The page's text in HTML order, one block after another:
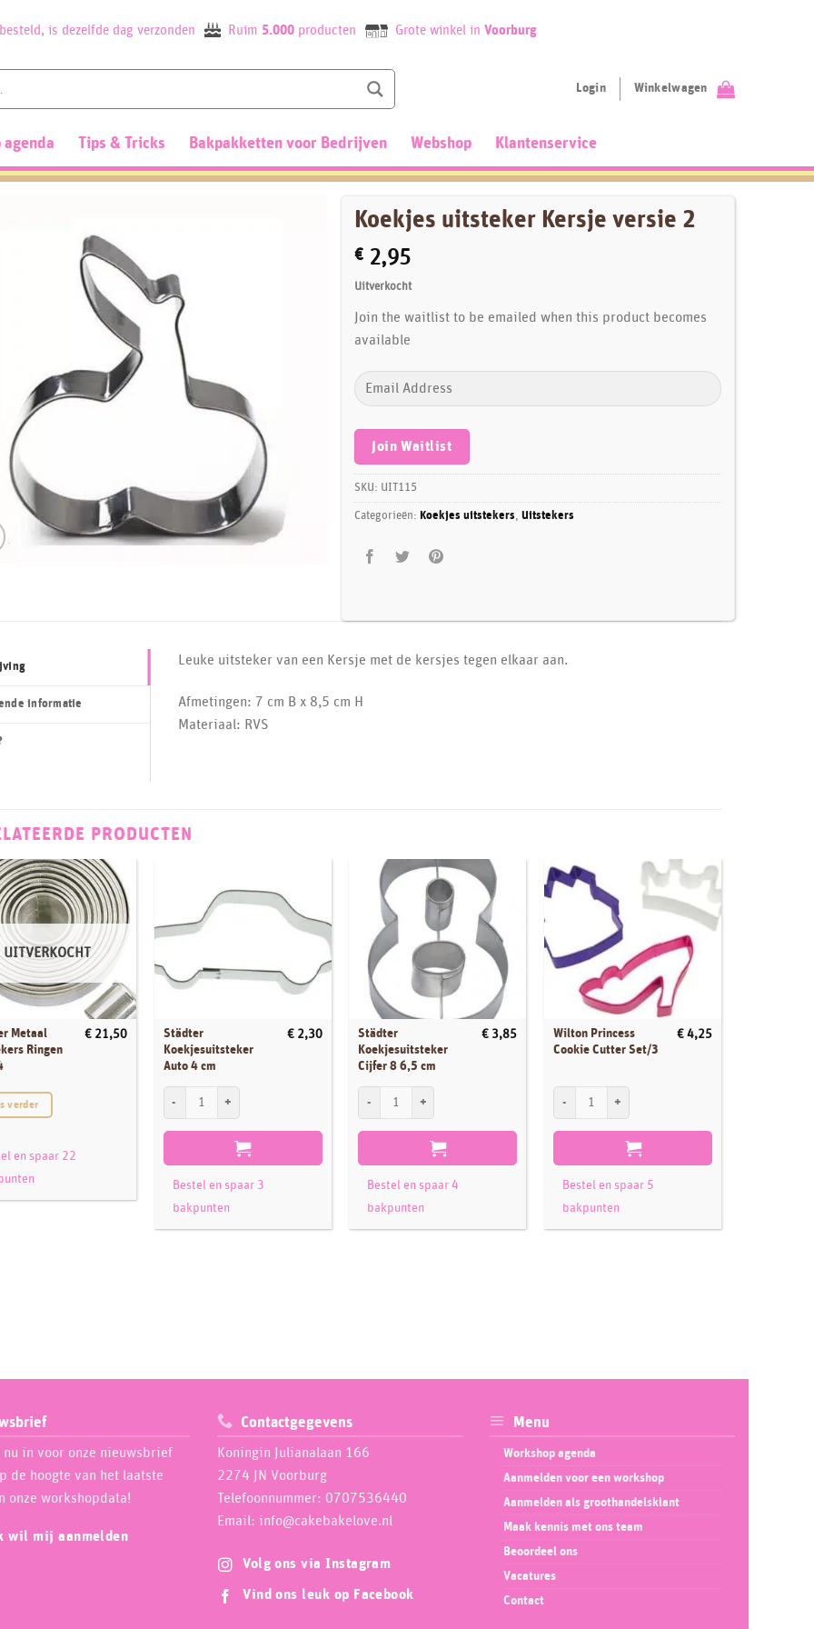
is dezelfde dag verzonden Ruim 5.000producten Grote winkel in Voorburg
Login Winkelwagen
agenda Tips & Tricks Bakpakketten voor Bedrijven Webshop Klantenservice
Koekjes uitsteker Kersje versie 2
€2,95
Uitverkocht
Join the waitlist to be emailed when this product becomes
available
Enter
your
address
to
join
the
waitlist
this
Join Waitlist
SKU: UIT115
Categorieën: Koekjes uitstekers, Uitstekers
informatie
Leuke uitsteker van een Kersje met de kersjes tegen elkaar aan.
Afmetingen: 7 cm B x 8,5 cm H
Materiaal: RVS
PRODUCTEN
UITVERKOCHT
Metaal
Ringen
€21,50
verder
en spaar 22
Städter
Koekjesuitsteker
Auto 4 cm
€2,30
Bestel en spaar 3
bakpunten
Städter
Koekjesuitsteker
Cijfer 8 6,5 cm
€ 3,85
Bestel en spaar 4
bakpunten
Wilton Princess
Cookie Cutter Set/3
€ 4,25
Bestel en spaar 5
bakpunten
in voor onze nieuwsbrief
de hoogte van het laatste
onze workshopdata!
wil mij aanmelden
Contactgegevens
Koningin Julianalaan 166
2274 JN Voorburg
Telefoonnummer: 0707536440
Email: info@cakebakelove.nl
Volg ons via Instagram
Vind ons leuk op Facebook
Menu
Workshop agenda
Aanmelden voor een workshop
Aanmelden als groothandelsklant
Maak kennis met ons team
Beoordeel ons
Vacatures
Contact